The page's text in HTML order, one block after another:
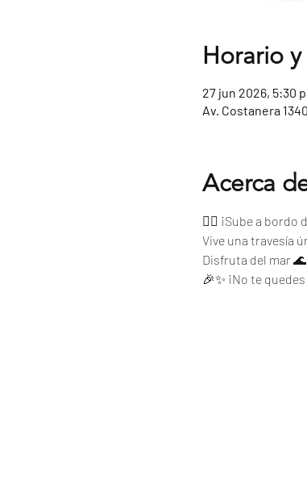
Horario
27 jun 2026, 5:30
Av. Costanera
Acerca
🏴‍☠️ ¡Sube a bordo
Vive una travesía
Disfruta del mar
🎉✨ ¡No te